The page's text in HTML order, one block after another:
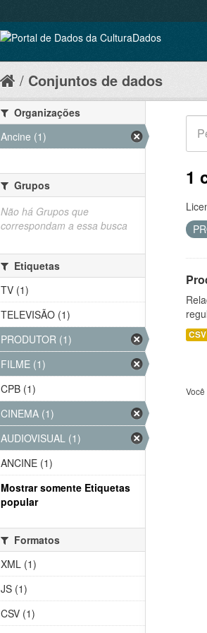
Conjuntos de dados
1
CSV
Organizações
Ancine (1)
Grupos
Não há Grupos que
correspondam a essa busca
Etiquetas
TV (1)
TELEVISÃO (1)
PRODUTOR (1)
FILME (1)
CPB (1)
CINEMA (1)
AUDIOVISUAL (1)
ANCINE (1)
Mostrar somente Etiquetas
popular
Formatos
XML (1)
JS (1)
CSV (1)